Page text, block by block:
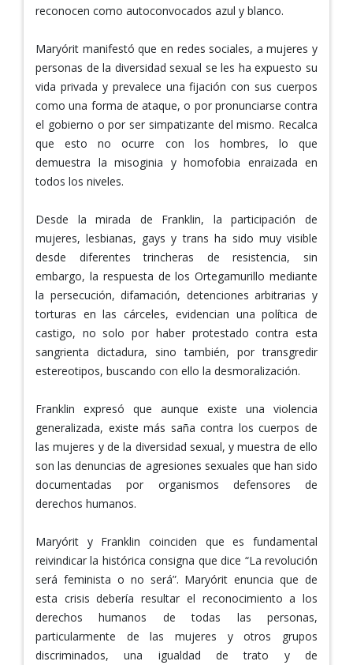
reconocen como autoconvocados azul y blanco.
Maryórit manifestó que en redes sociales, a mujeres y
personas de la diversidad sexual se les ha expuesto su
vida privada y prevalece una fijación con sus cuerpos
como una forma de ataque, o por pronunciarse contra
el gobierno o por ser simpatizante del mismo. Recalca
que esto no ocurre con los hombres, lo que
demuestra la misoginia y homofobia enraizada en
todos los niveles.
Desde la mirada de Franklin, la participación de
mujeres, lesbianas, gays y trans ha sido muy visible
desde diferentes trincheras de resistencia, sin
embargo, la respuesta de los Ortegamurillo mediante
la persecución, difamación, detenciones arbitrarias y
torturas en las cárceles, evidencian una política de
castigo, no solo por haber protestado contra esta
sangrienta dictadura, sino también, por transgredir
estereotipos, buscando con ello la desmoralización.
Franklin expresó que aunque existe una violencia
generalizada, existe más saña contra los cuerpos de
las mujeres y de la diversidad sexual, y muestra de ello
son las denuncias de agresiones sexuales que han sido
documentadas por organismos defensores de
derechos humanos.
Maryórit y Franklin coinciden que es fundamental
reivindicar la histórica consigna que dice “La revolución
será feminista o no será”. Maryórit enuncia que de
esta crisis debería resultar el reconocimiento a los
derechos humanos de todas las personas,
particularmente de las mujeres y otros grupos
discriminados, una igualdad de trato y de